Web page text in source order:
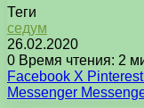
Теги
седум
26.02.2020
0 Время чтения: 2
Facebook X Pinterest
Messenger